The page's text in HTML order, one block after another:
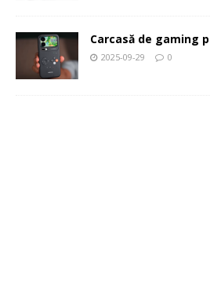
Carcasă de gaming
2025-09-29 0